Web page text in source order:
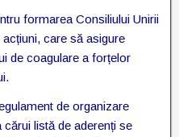
formarea Consiliului Unirii
care să asigure
de coagulare a forțelor
de organizare
cărui listă de aderenți se